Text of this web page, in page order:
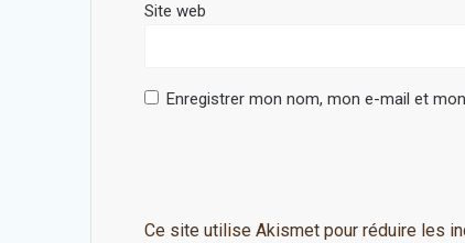
Site web
Enregistrer mon nom, mon e-mail et
Ce site utilise Akismet pour réduire les